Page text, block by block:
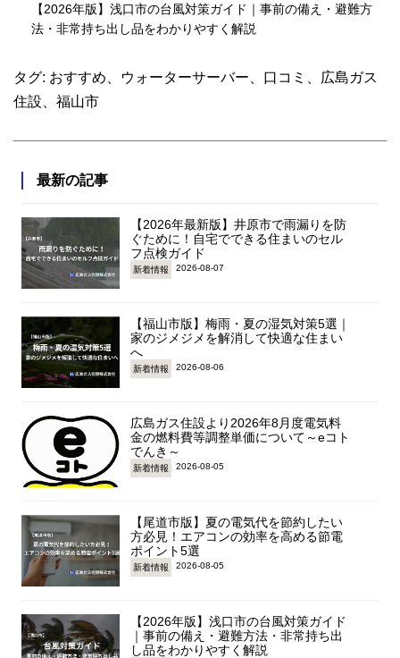
【2026年版】浅口市の台風対策ガイド｜事前の備え・避難方
法・非常持ち出し品をわかりやすく解説
タグ: おすすめ、 ウォーターサーバー、 口コミ 、 広島ガス
住設、 福山市
最新の記事
【2026年最新版】井原市で雨漏りを防
ぐために！自宅でできる住まいのセル
フ点検ガイド
新着情報 2026-08-07
【福山市版】梅雨・夏の湿気対策5選｜
家のジメジメを解消して快適な住まい
へ
新着情報 2026-08-06
広島ガス住設より2026年8月度電気料
金の燃料費等調整単価について～eコト
でんき～
新着情報 2026-08-05
【尾道市版】夏の電気代を節約したい
方必見！エアコンの効率を高める節電
ポイント5選
新着情報 2026-08-05
【2026年版】浅口市の台風対策ガイド
｜事前の備え・避難方法・非常持ち出
し品をわかりやすく解説